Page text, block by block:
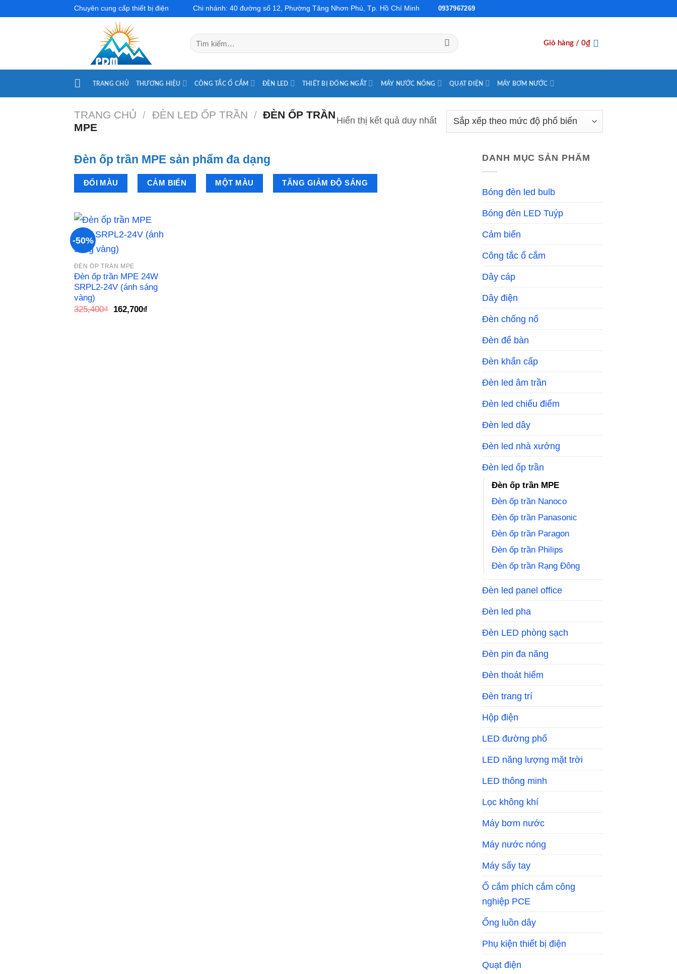
Chuyên cung cấp thiết bị điện Chi nhánh: 40 đường số 12, Phường Tăng Nhơn Phú, Tp. Hồ Chí Minh 0937967269
Tìm
kiếm:
Giỏ hàng / 0₫
TRANG CHỦ THƯƠNG HIỆU CÔNG TẮC Ổ CẮM ĐÈN LED THIẾT BỊ ĐỐNG NGẮT MÁY NƯỚC NÓNG QUẠT ĐIỆN MÁY BƠM NƯỚC
TRANG CHỦ / ĐÈN LED ỐP TRẦN / ĐÈN ỐP TRẦN
MPE
Hiển thị kết quả duy nhất
Đèn ốp trần MPE sản phẩm đa dạng
ĐỔI MÀU CẢM BIẾN MỘT MÀU TĂNG GIẢM ĐỘ SÁNG
-50%
ĐÈN ỐP TRẦN MPE
Đèn ốp trần MPE 24W
SRPL2-24V (ánh sáng
vàng)
325,400₫ Giá
162,700₫Giá
DANH MỤC SẢN PHẨM
Bóng đèn led bulb
Bóng đèn LED Tuýp
Cảm biến
Công tắc ổ cắm
Dây cáp
Dây điện
Đèn chống nổ
Đèn để bàn
Đèn khẩn cấp
Đèn led âm trần
Đèn led chiếu điểm
Đèn led dây
Đèn led nhà xưởng
Đèn led ốp trần
Đèn ốp trần MPE
Đèn ốp trần Nanoco
Đèn ốp trần Panasonic
Đèn ốp trần Paragon
Đèn ốp trần Philips
Đèn ốp trần Rạng Đông
Đèn led panel office
Đèn led pha
Đèn LED phòng sạch
Đèn pin đa năng
Đèn thoát hiểm
Đèn trang trí
Hộp điện
LED đường phố
LED năng lượng mặt trời
LED thông minh
Lọc không khí
Máy bơm nước
Máy nước nóng
Máy sấy tay
Ổ cắm phích cắm công
nghiệp PCE
Ống luồn dây
Phụ kiện thiết bị điện
Quạt điện